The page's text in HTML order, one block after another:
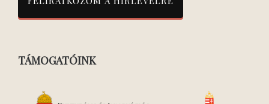
TÁMOGATÓINK